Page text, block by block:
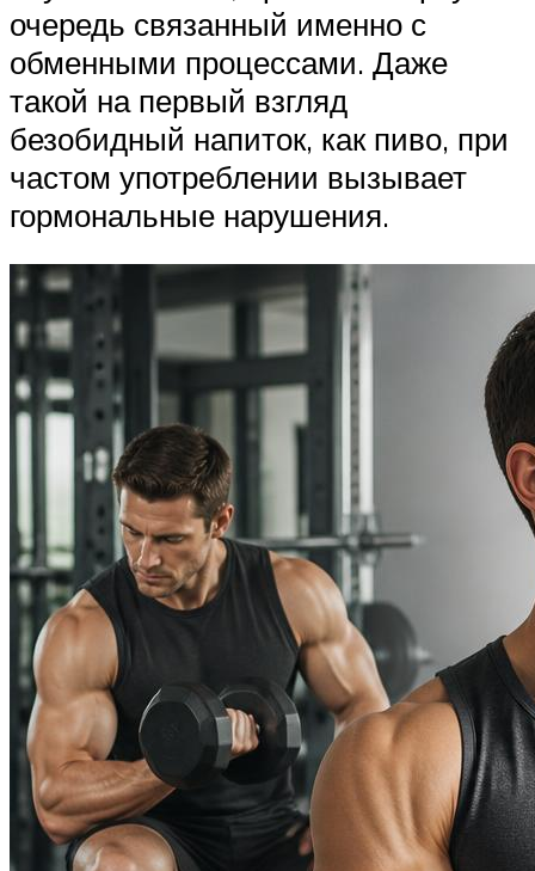
очередь связанный именно с
обменными процессами. Даже
такой на первый взгляд
безобидный напиток, как пиво, при
частом употреблении вызывает
гормональные нарушения.